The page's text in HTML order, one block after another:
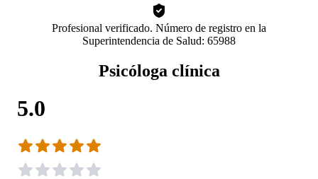
Profesional verificado. Número de registro en la
Superintendencia de Salud: 65988
Psicóloga clínica
5.0